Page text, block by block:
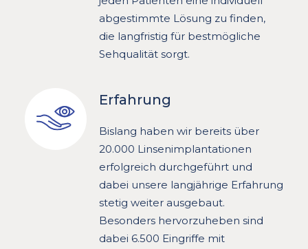
abgestimmte Lösung zu finden,
die langfristig für bestmögliche
Sehqualität sorgt.
Erfahrung
Bislang haben wir bereits über
20.000 Linsenimplantationen
erfolgreich durchgeführt und
dabei unsere langjährige Erfahrung
stetig weiter ausgebaut.
Besonders hervorzuheben sind
dabei 6.500 Eingriffe mit